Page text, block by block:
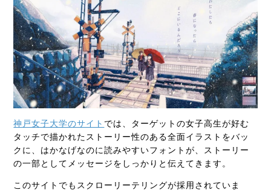
神戸女子大学のサイト では、ターゲットの女子高生が好む
タッチで描かれたストーリー性のある全面イラストをバッ
クに、はかなげなのに読みやすいフォントが、ストーリー
の一部としてメッセージをしっかりと伝えてきます。
このサイトでもスクローリーテリングが採用されていま